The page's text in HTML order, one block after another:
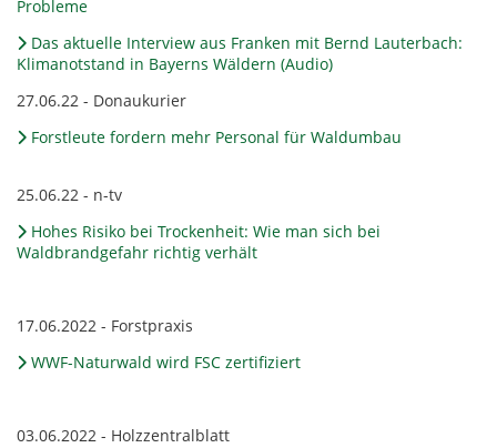
Probleme
Das aktuelle Interview aus Franken mit Bernd Lauterbach:
Klimanotstand in Bayerns Wäldern (Audio)
27.06.22 - Donaukurier
Forstleute fordern mehr Personal für Waldumbau
25.06.22 - n-tv
Hohes Risiko bei Trockenheit: Wie man sich bei
Waldbrandgefahr richtig verhält
17.06.2022 - Forstpraxis
WWF-Naturwald wird FSC zertifiziert
03.06.2022 - Holzzentralblatt